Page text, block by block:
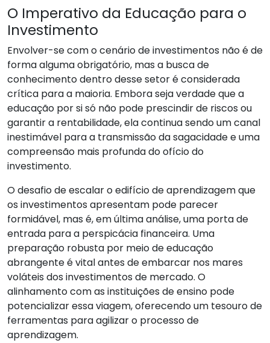
O Imperativo da Educação para o
Investimento
Envolver-se com o cenário de investimentos não é de
forma alguma obrigatório, mas a busca de
conhecimento dentro desse setor é considerada
crítica para a maioria. Embora seja verdade que a
educação por si só não pode prescindir de riscos ou
garantir a rentabilidade, ela continua sendo um canal
inestimável para a transmissão da sagacidade e uma
compreensão mais profunda do ofício do
investimento.
O desafio de escalar o edifício de aprendizagem que
os investimentos apresentam pode parecer
formidável, mas é, em última análise, uma porta de
entrada para a perspicácia financeira. Uma
preparação robusta por meio de educação
abrangente é vital antes de embarcar nos mares
voláteis dos investimentos de mercado. O
alinhamento com as instituições de ensino pode
potencializar essa viagem, oferecendo um tesouro de
ferramentas para agilizar o processo de
aprendizagem.